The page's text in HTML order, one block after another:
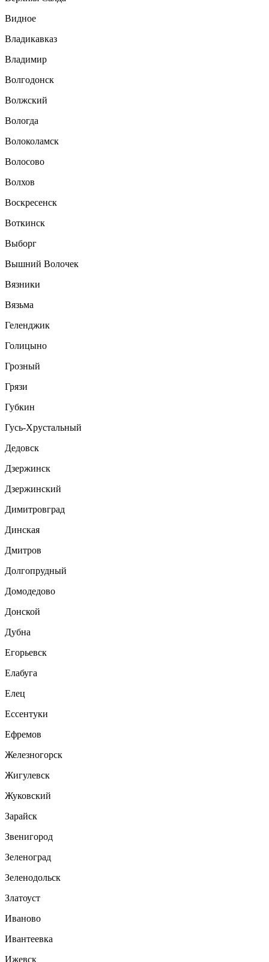
Видное
Владикавказ
Владимир
Волгодонск
Волжский
Вологда
Волоколамск
Волосово
Волхов
Воскресенск
Воткинск
Выборг
Вышний Волочек
Вязники
Вязьма
Геленджик
Голицыно
Грозный
Грязи
Губкин
Гусь-Хрустальный
Дедовск
Дзержинск
Дзержинский
Димитровград
Динская
Дмитров
Долгопрудный
Домодедово
Донской
Дубна
Егорьевск
Елабуга
Елец
Ессентуки
Ефремов
Железногорск
Жигулевск
Жуковский
Зарайск
Звенигород
Зеленоград
Зеленодольск
Златоуст
Иваново
Ивантеевка
Ижевск